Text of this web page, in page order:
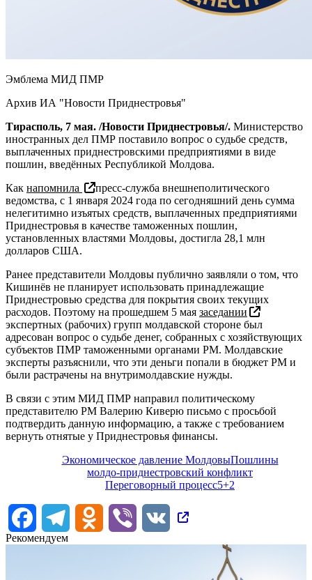
Эмблема МИД ПМР
Архив ИА "Новости Приднестровья"
Тирасполь, 7 мая. /Новости Приднестровья/. Министерство
иностранных дел ПМР поставило вопрос о судьбе средств,
выплаченных приднестровскими предприятиями в виде
пошлин, введённых Республикой Молдова.
Как напомнила
пресс-служба внешнеполитического
ведомства, с 1 января 2024 года по сегодняшний день сумма
нелегитимно изъятых средств, выплаченных предприятиями
Приднестровья в качестве таможенных пошлин,
установленных властями Молдовы, достигла 28,1 млн
долларов США.
Ранее представители Молдовы публично заявляли о том, что
Кишинёв не планирует использовать принадлежащие
Приднестровью средства для покрытия своих текущих
расходов. Поэтому на прошедшем 5 мая заседании
экспертных (рабочих) групп молдавской стороне был
адресован вопрос о судьбе денег, собранных с хозяйствующих
субъектов ПМР таможенными органами РМ. Молдавские
эксперты разъяснили, что эти деньги попали в бюджет РМ и
были растрачены на внутримолдавские нужды.
В связи с этим МИД ПМР направил политическому
представителю РМ Валерию Киверю письмо с просьбой
подтвердить данную информацию, а также с требованием
вернуть отнятые у Приднестровья финансы.
Экономическое давление МолдовыПошлины
молдо-приднестровский конфликт
Переговорный процесс5+2
FacebookTelegram Odnoklassniki
Viber
VK
Рекомендуем